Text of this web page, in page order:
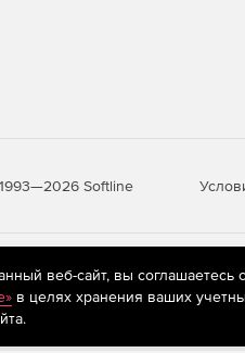
Softline
рекомендательные
пользователей
веб-сайт, вы соглашаетесь
в целях хранения ваших